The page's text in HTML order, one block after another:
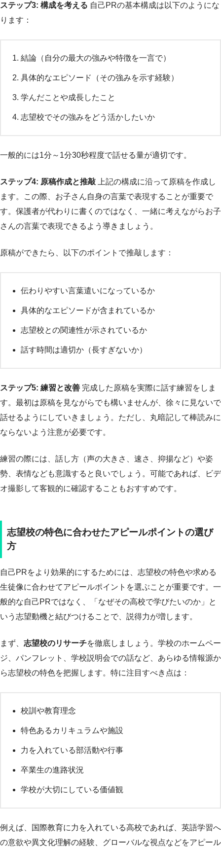
ステップ3: 構成を考える 自己PRの基本構成は以下のようにな
ります：
結論（自分の最大の強みや特徴を一言で）
具体的なエピソード（その強みを示す経験）
学んだことや成長したこと
志望校でその強みをどう活かしたいか
一般的には1分～1分30秒程度で話せる量が適切です。
ステップ4: 原稿作成と推敲 上記の構成に沿って原稿を作成し
ます。この際、お子さん自身の言葉で表現することが重要で
す。保護者が代わりに書くのではなく、一緒に考えながらお子
さんの言葉で表現できるよう導きましょう。
原稿ができたら、以下のポイントで推敲します：
伝わりやすい言葉遣いになっているか
具体的なエピソードが含まれているか
志望校との関連性が示されているか
話す時間は適切か（長すぎないか）
ステップ5: 練習と改善 完成した原稿を実際に話す練習をしま
す。最初は原稿を見ながらでも構いませんが、徐々に見ないで
話せるようにしていきましょう。ただし、丸暗記して棒読みに
ならないよう注意が必要です。
練習の際には、話し方（声の大きさ、速さ、抑揚など）や姿
勢、表情なども意識すると良いでしょう。可能であれば、ビデ
オ撮影して客観的に確認することもおすすめです。
志望校の特色に合わせたアピールポイントの選び
方
自己PRをより効果的にするためには、志望校の特色や求める
生徒像に合わせてアピールポイントを選ぶことが重要です。一
般的な自己PRではなく、「なぜその高校で学びたいのか」と
いう志望動機と結びつけることで、説得力が増します。
まず、 志望校のリサーチを徹底しましょう。学校のホームペー
ジ、パンフレット、学校説明会での話など、あらゆる情報源か
ら志望校の特色を把握します。特に注目すべき点は：
校訓や教育理念
特色あるカリキュラムや施設
力を入れている部活動や行事
卒業生の進路状況
学校が大切にしている価値観
例えば、国際教育に力を入れている高校であれば、英語学習へ
の意欲や異文化理解の経験、グローバルな視点などをアピール